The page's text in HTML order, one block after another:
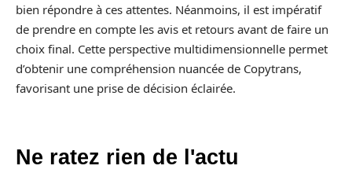
bien répondre à ces attentes. Néanmoins, il est impératif
de prendre en compte les avis et retours avant de faire un
choix final. Cette perspective multidimensionnelle permet
d’obtenir une compréhension nuancée de Copytrans,
favorisant une prise de décision éclairée.
Ne ratez rien de l'actu